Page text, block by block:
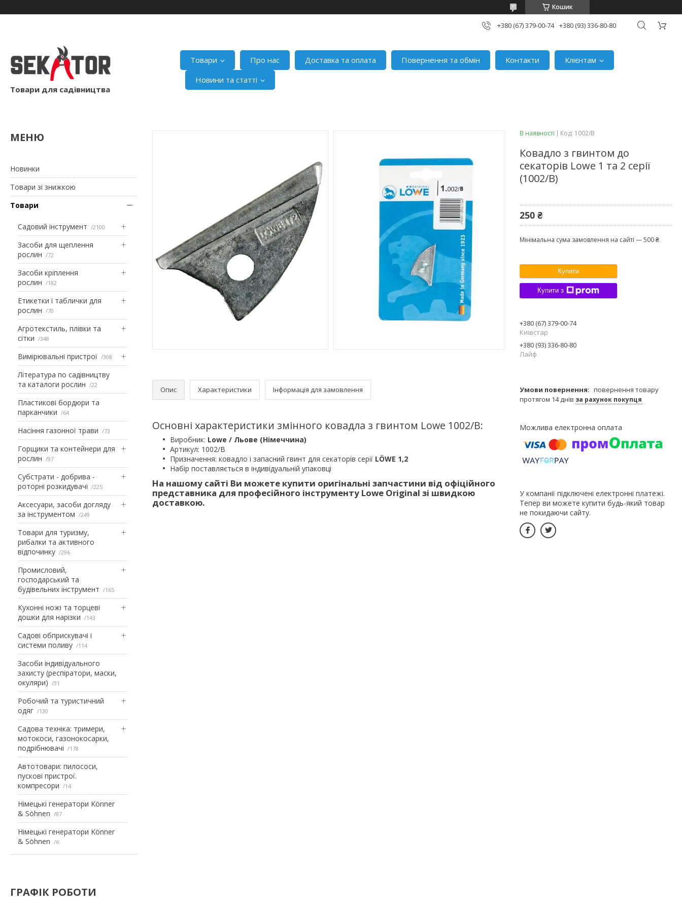
Кошик
+380 (67) 379-00-74 +380 (93) 336-80-80
Товари для садівництва
Товари Про нас Доставка та оплата Повернення та обмін Контакти
Клієнтам
Новини та статті
Новинки
Товари зі знижкою
Товари
Садовий інструмент 2100
Засоби для щеплення
рослин
72
Засоби кріплення
рослин
182
Етикетки і таблички для
рослин
70
Агротекстиль, плівки та
сітки
348
Вимірювальні пристрої 308
Література по садівництву
та каталоги рослин
22
Пластикові бордюри та
парканчики
64
Насіння газонної трави 73
Горщики та контейнери для
рослин
97
Субстрати - добрива -
роторні розкидувачі
225
Аксесуари, засоби догляду
за інструментом
249
Товари для туризму,
рибалки та активного
відпочинку
296
Промисловий,
господарський та
будівельних інструмент
165
Кухонні ножі та торцеві
дошки для нарізки
143
Садові обприскувачі і
системи поливу
114
Засоби індивідуального
захисту (респіратори, маски,
окуляри)
31
Робочий та туристичний
одяг
130
Садова техніка: тримери,
мотокоси, газонокосарки,
подрібнювачі
178
Автотовари: пилососи,
пускові пристрої.
компресори
14
Німецькі генератори Könner
& Söhnen
87
Німецькі генератори Könner
& Söhnen
6
ГРАФІК РОБОТИ
Опис Характеристики Інформація для замовлення
Основні характеристики змінного ковадла з гвинтом Lowe 1002/В:
Виробник: Lowe / Льове (Німеччина)
Артикул: 1002/В
Призначення: ковадло і запасний гвинт для секаторів серії LÖWE 1,2
Набір поставляється в індивідуальній упаковці
На нашому сайті Ви можете купити оригінальні запчастини від офіційного
представника для професійного інструменту Lowe Original зі швидкою
доставкою.
В наявності Код: 1002/В
Ковадло з гвинтом до
секаторів Lowe 1 та 2 серії
(1002/В)
250 ₴
Мінімальна сума замовлення на сайті — 500 ₴
Купити
Купити з
+380 (67) 379-00-74
Київстар
+380 (93) 336-80-80
Лайф
повернення товару
протягом 14 днів за рахунок покупця
У компанії підключені електронні платежі.
Тепер ви можете купити будь-який товар
не покидаючи сайту.